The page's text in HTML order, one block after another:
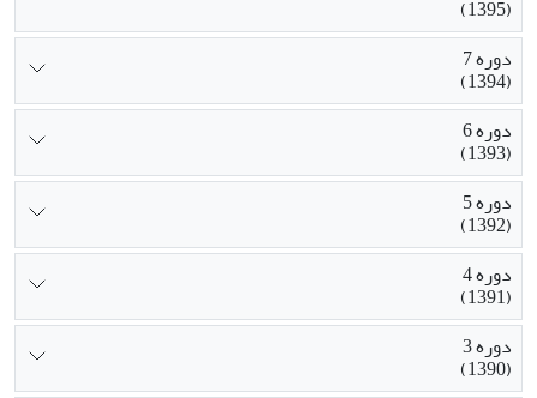
(1395)
دوره 7
(1394)
دوره 6
(1393)
دوره 5
(1392)
دوره 4
(1391)
دوره 3
(1390)